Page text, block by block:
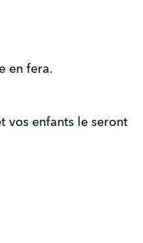
en fera.
vos enfants le seront